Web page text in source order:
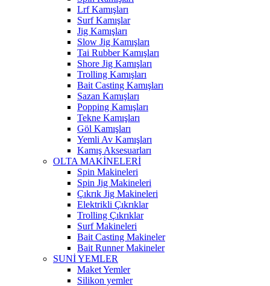
Lrf Kamışları
Surf Kamışlar
Jig Kamışları
Slow Jig Kamışları
Tai Rubber Kamışları
Shore Jig Kamışları
Trolling Kamışları
Bait Casting Kamışları
Sazan Kamışları
Popping Kamışları
Tekne Kamışları
Göl Kamışları
Yemli Av Kamışları
Kamış Aksesuarları
OLTA MAKİNELERİ
Spin Makineleri
Spin Jig Makineleri
Çıkrık Jig Makineleri
Elektrikli Çıkrıklar
Trolling Çıkrıklar
Surf Makineleri
Bait Casting Makineler
Bait Runner Makineler
SUNİ YEMLER
Maket Yemler
Silikon yemler